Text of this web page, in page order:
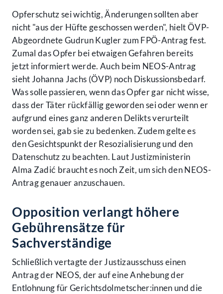
Opferschutz sei wichtig, Änderungen sollten aber
nicht "aus der Hüfte geschossen werden", hielt ÖVP-
Abgeordnete Gudrun Kugler zum FPÖ-Antrag fest.
Zumal das Opfer bei etwaigen Gefahren bereits
jetzt informiert werde. Auch beim NEOS-Antrag
sieht Johanna Jachs (ÖVP) noch Diskussionsbedarf.
Was solle passieren, wenn das Opfer gar nicht wisse,
dass der Täter rückfällig geworden sei oder wenn er
aufgrund eines ganz anderen Delikts verurteilt
worden sei, gab sie zu bedenken. Zudem gelte es
den Gesichtspunkt der Resozialisierung und den
Datenschutz zu beachten. Laut Justizministerin
Alma Zadić braucht es noch Zeit, um sich den NEOS-
Antrag genauer anzuschauen.
Opposition verlangt höhere
Gebührensätze für
Sachverständige
Schließlich vertagte der Justizausschuss einen
Antrag der NEOS, der auf eine Anhebung der
Entlohnung für Gerichtsdolmetscher:innen und die